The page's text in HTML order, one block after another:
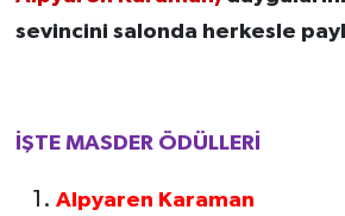
sevincini salonda herkesle
İŞTE MASDER ÖDÜLLERİ
Alpyaren Karaman